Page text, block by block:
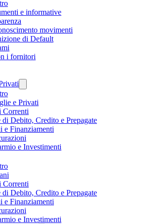
e informative
movimenti
di Default
i fornitori
e Privati
Correnti
di Debito, Credito e Prepagate
e Finanziamenti
e Investimenti
Correnti
di Debito, Credito e Prepagate
e Finanziamenti
e Investimenti